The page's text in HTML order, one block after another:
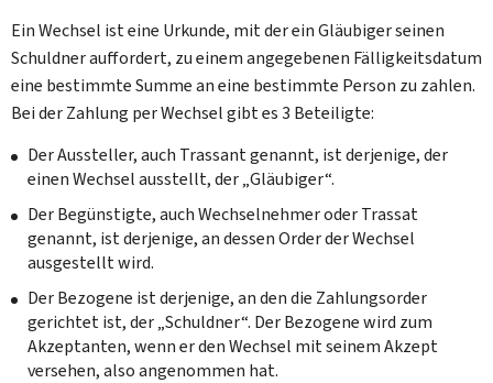
Ein Wechsel ist eine Urkunde, mit der ein Gläubiger seinen
Schuldner auffordert, zu einem angegebenen Fälligkeitsdatum
eine bestimmte Summe an eine bestimmte Person zu zahlen.
Bei der Zahlung per Wechsel gibt es 3 Beteiligte:
Der Aussteller, auch Trassant genannt, ist derjenige, der
einen Wechsel ausstellt, der „Gläubiger“.
Der Begünstigte, auch Wechselnehmer oder Trassat
genannt, ist derjenige, an dessen Order der Wechsel
ausgestellt wird.
Der Bezogene ist derjenige, an den die Zahlungsorder
gerichtet ist, der „Schuldner“. Der Bezogene wird zum
Akzeptanten, wenn er den Wechsel mit seinem Akzept
versehen, also angenommen hat.